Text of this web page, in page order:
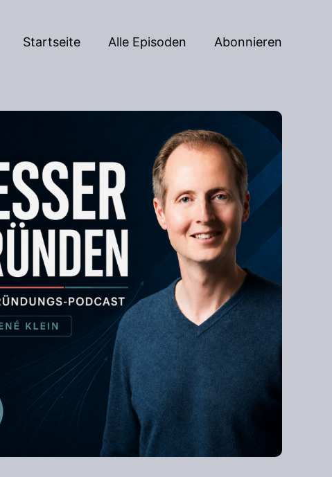
Startseite Alle Episoden Abonnieren